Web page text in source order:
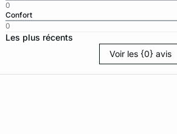
0
Confort
0
Les plus récents
Voir les {0} avis